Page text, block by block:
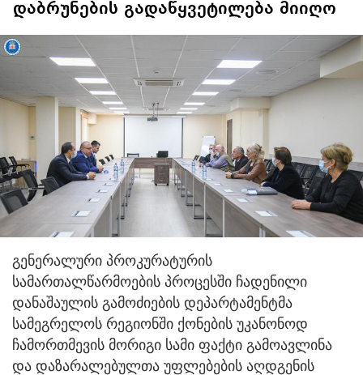
დაბრუნების გადაწყვეტილება მიიღო
გენერალური პროკურატურის
სამართალწარმოების პროცესში ჩადენილი
დანაშაულის გამოძიების დეპარტამენტმა
სამეგრელოს რეგიონში ქონების უკანონოდ
ჩამორთმევის მორიგი სამი ფაქტი გამოავლინა
და დაზარალებულთა უფლებების აღდგენის